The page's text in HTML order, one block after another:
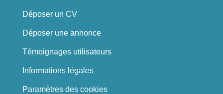
Déposer un CV
Déposer une annonce
Témoignages utilisateurs
Informations légales
Paramètres des cookies